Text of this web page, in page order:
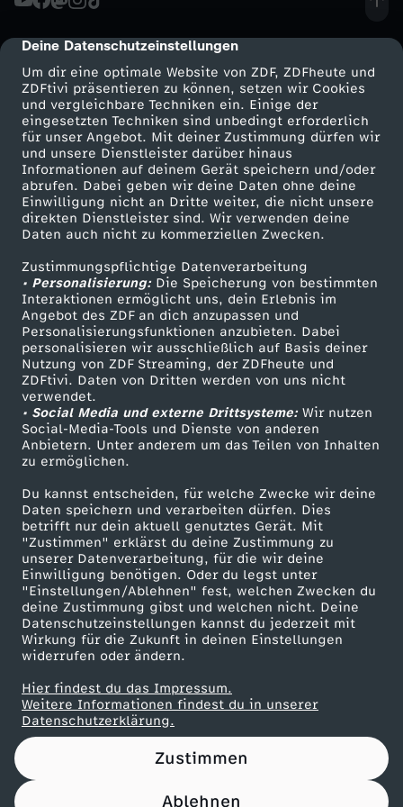
cmp-dialog-description
Deine Datenschutzeinstellungen
Um dir eine optimale Website von ZDF, ZDFheute und
ZDFtivi präsentieren zu können, setzen wir Cookies
und vergleichbare Techniken ein. Einige der
eingesetzten Techniken sind unbedingt erforderlich
für unser Angebot. Mit deiner Zustimmung dürfen wir
und unsere Dienstleister darüber hinaus
Informationen auf deinem Gerät speichern und/oder
abrufen. Dabei geben wir deine Daten ohne deine
Einwilligung nicht an Dritte weiter, die nicht unsere
direkten Dienstleister sind. Wir verwenden deine
Daten auch nicht zu kommerziellen Zwecken.
Zustimmungspflichtige Datenverarbeitung
• Personalisierung:Die Speicherung von bestimmten
Interaktionen ermöglicht uns, dein Erlebnis im
Angebot des ZDF an dich anzupassen und
Personalisierungsfunktionen anzubieten. Dabei
personalisieren wir ausschließlich auf Basis deiner
Nutzung von ZDF Streaming, der ZDFheute und
ZDFtivi. Daten von Dritten werden von uns nicht
verwendet.
• Social Media und externe Drittsysteme:Wir nutzen
Social-Media-Tools und Dienste von anderen
Anbietern. Unter anderem um das Teilen von Inhalten
zu ermöglichen.
Du kannst entscheiden, für welche Zwecke wir deine
Daten speichern und verarbeiten dürfen. Dies
betrifft nur dein aktuell genutztes Gerät. Mit
"Zustimmen" erklärst du deine Zustimmung zu
unserer Datenverarbeitung, für die wir deine
Einwilligung benötigen. Oder du legst unter
"Einstellungen/Ablehnen" fest, welchen Zwecken du
deine Zustimmung gibst und welchen nicht. Deine
Datenschutzeinstellungen kannst du jederzeit mit
Wirkung für die Zukunft in deinen Einstellungen
widerrufen oder ändern.
Hier findest du das Impressum.
Weitere Informationen findest du in unserer
Datenschutzerklärung.
Zustimmen
Ablehnen
e
R
N
u
s
c
h
p
f
e
r
.
V
i
e
l
e
T
ä
t
e
r
.
m
m
a
:
S
i
e
s
a
g
t
.
E
r
a
g
t
p
e
r
f
e
k
t
e
F
r
a
u
e
n
o
d
G
i
r
l
'
s
G
u
i
d
e
t
o
M
u
r
m
i
t
t
l
e
r
!
L
i
c
h
t
i
n
e
i
n
e
m
d
u
n
k
l
Mehr ZDF
ZDF-Apps
Smart TV
ZDFtext
Livestreams
Sendungen A-Z
TV-Programm
Service
ZDFmitreden
Kontakt zum ZDF
Tickets
Zuschauerservice
Hilfe
ZDF Unternehmen
Karriere
ZDF goes Schule
Werbefernsehen
Mainzelmännchen
Partner